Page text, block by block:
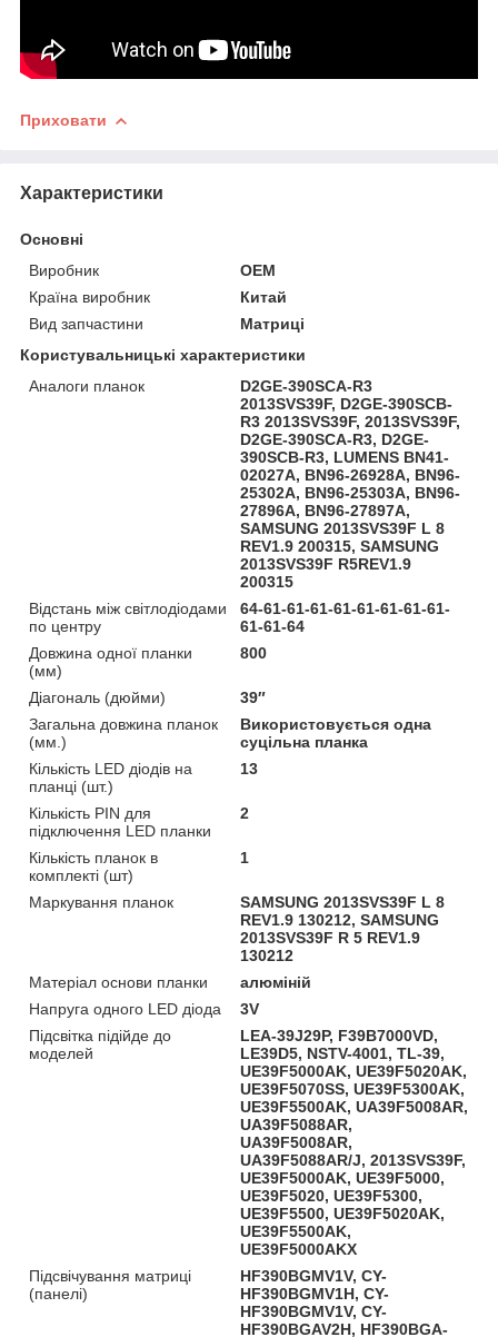
Приховати
Характеристики
Основні
Виробник
OEM
Країна виробник
Китай
Вид запчастини
Матриці
Користувальницькі характеристики
Аналоги планок
D2GE-390SCA-R3
2013SVS39F, D2GE-390SCB-
R3 2013SVS39F, 2013SVS39F,
D2GE-390SCA-R3, D2GE-
390SCB-R3, LUMENS BN41-
02027A, BN96-26928A, BN96-
25302A, BN96-25303A, BN96-
27896A, BN96-27897A,
SAMSUNG 2013SVS39F L 8
REV1.9 200315, SAMSUNG
2013SVS39F R5REV1.9
200315
Відстань між світлодіодами
по центру
64-61-61-61-61-61-61-61-61-
61-61-64
Довжина одної планки
(мм)
800
Діагональ (дюйми)
39″
Загальна довжина планок
(мм.)
Використовується одна
суцільна планка
Кількість LED діодів на
планці (шт.)
13
Кількість PIN для
підключення LED планки
2
Кількість планок в
комплекті (шт)
1
Маркування планок
SAMSUNG 2013SVS39F L 8
REV1.9 130212, SAMSUNG
2013SVS39F R 5 REV1.9
130212
Матеріал основи планки
алюміній
Напруга одного LED діода
3V
Підсвітка підійде до
моделей
LEA-39J29P, F39B7000VD,
LE39D5, NSTV-4001, TL-39,
UE39F5000AK, UE39F5020AK,
UE39F5070SS, UE39F5300AK,
UE39F5500AK, UA39F5008AR,
UA39F5088AR,
UA39F5008AR,
UA39F5088AR/J, 2013SVS39F,
UE39F5000AK, UE39F5000,
UE39F5020, UE39F5300,
UE39F5500, UE39F5020AK,
UE39F5500AK,
UE39F5000AKX
Підсвічування матриці
(панелі)
HF390BGMV1V, CY-
HF390BGMV1H, CY-
HF390BGMV1V, CY-
HF390BGAV2H, HF390BGA-